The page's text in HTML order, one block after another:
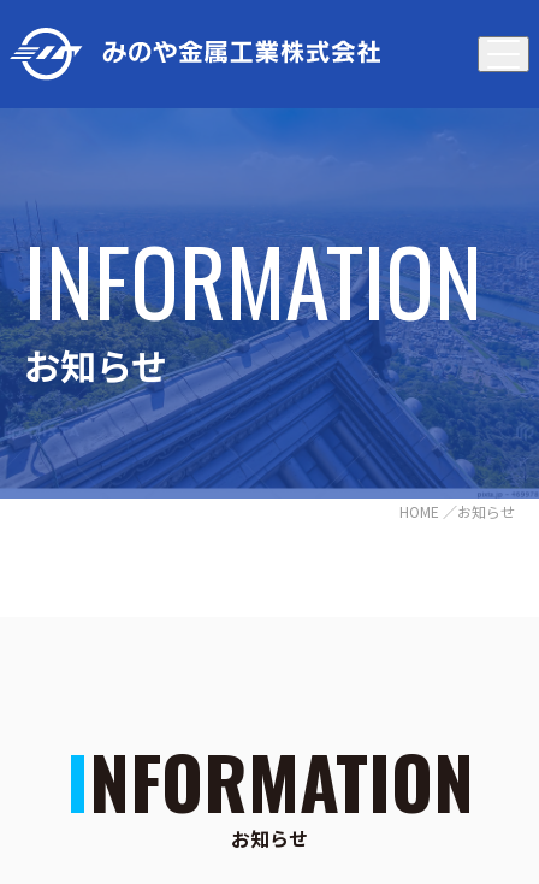
INFORMATION
お知らせ
HOME ／お知らせ
INFORMATION
お知らせ